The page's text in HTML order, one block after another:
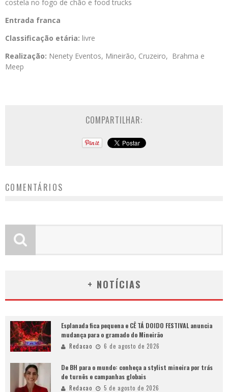
costela no fogo de chão e food trucks
Entrada franca
Classificação etária: livre
Realização: Nenety Eventos, Mineirão, Cruzeiro, Brahma e
Meep
COMPARTILHAR:
COMENTÁRIOS
+ NOTÍCIAS
Esplanada fica pequena e CÊ TÁ DOIDO FESTIVAL anuncia
mudança para o gramado do Mineirão
Redacao 6 de agosto de 2026
De BH para o mundo: conheça a stylist mineira por trás
de turnês e campanhas globais
Redacao 5 de agosto de 2026